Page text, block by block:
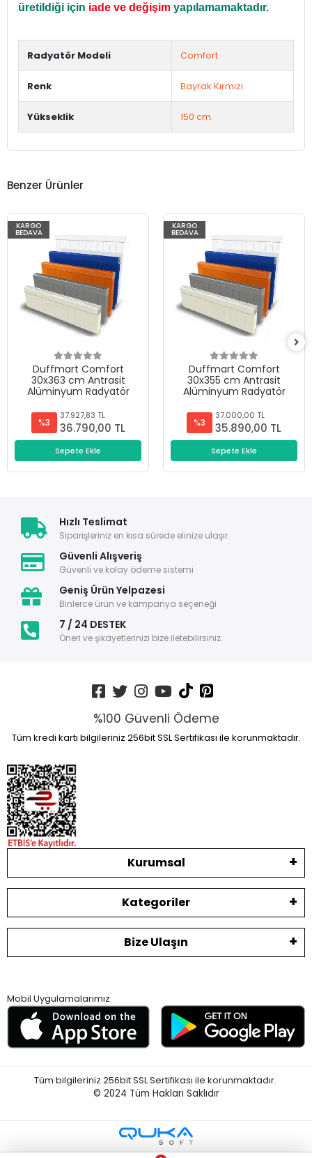
üretildiği için iade ve değişim yapılamamaktadır.
Radyatör Modeli Comfort
Renk Bayrak Kırmızı
Yükseklik 150 cm.
Benzer Ürünler
KARGO
BEDAVA
Duffmart Comfort
30x363 cm Antrasit
Alüminyum Radyatör
%3
37.927,83 TL
36.790,00 TL
Sepete Ekle
KARGO
BEDAVA
Duffmart Comfort
30x355 cm Antrasit
Alüminyum Radyatör
%3
37.000,00 TL
35.890,00 TL
Sepete Ekle
Hızlı Teslimat
Siparişleriniz en kısa sürede elinize ulaşır.
Güvenli Alışveriş
Güvenli ve kolay ödeme sistemi
Geniş Ürün Yelpazesi
Binlerce ürün ve kampanya seçeneği
7 / 24 DESTEK
Öneri ve şikayetlerinizi bize iletebilirsiniz.
%100 Güvenli Ödeme
Tüm kredi kartı bilgileriniz 256bit SSL Sertifikası ile korunmaktadır.
Kurumsal
Kategoriler
Bize Ulaşın
Mobil Uygulamalarımız
Tüm bilgileriniz 256bit SSL Sertifikası ile korunmaktadır.
© 2024 Tüm Hakları Saklıdır